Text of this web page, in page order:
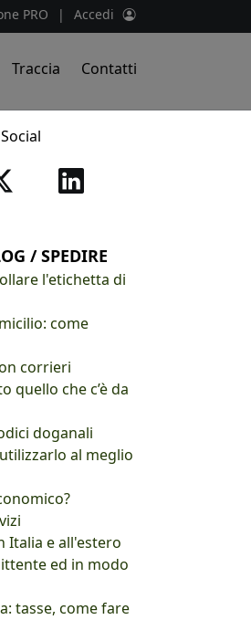
PRO | Accedi
Traccia Contatti
/ SPEDIRE
l'etichetta di
come
corrieri
quello che c’è da
doganali
al meglio
Italia e all'estero
ed in modo
tasse, come fare